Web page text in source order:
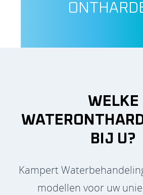
WELKE
BIJ U?
Kampert
modellen voor uw